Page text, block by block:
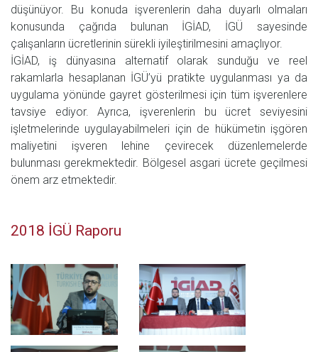
düşünüyor. Bu konuda işverenlerin daha duyarlı olmaları
konusunda çağrıda bulunan İGİAD, İGÜ sayesinde
çalışanların ücretlerinin sürekli iyileştirilmesini amaçlıyor.
İGİAD, iş dünyasına alternatif olarak sunduğu ve reel
rakamlarla hesaplanan İGÜ’yü pratikte uygulanması ya da
uygulama yönünde gayret gösterilmesi için tüm işverenlere
tavsiye ediyor. Ayrıca, işverenlerin bu ücret seviyesini
işletmelerinde uygulayabilmeleri için de hükümetin işgören
maliyetini işveren lehine çevirecek düzenlemelerde
bulunması gerekmektedir. Bölgesel asgari ücrete geçilmesi
önem arz etmektedir.
2018 İGÜ Raporu